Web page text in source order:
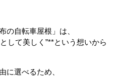
の自転車屋根」は、
して美しく”**という想いから
に選べるため、